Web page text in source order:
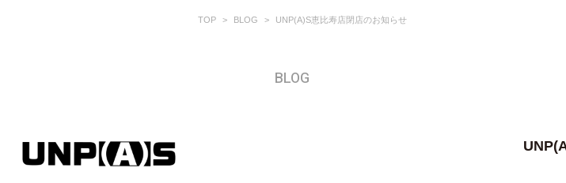
TOP BLOG UNP(A)S恵比寿店閉店のお知らせ
BLOG